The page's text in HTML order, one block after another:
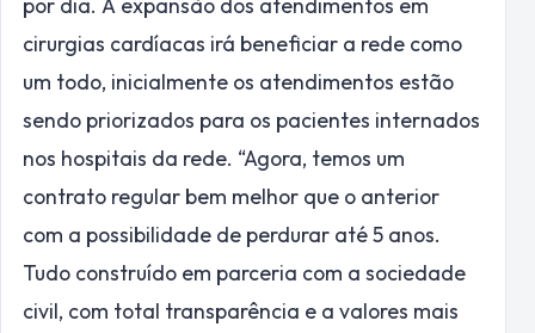
cirurgias cardíacas irá beneficiar a rede como
um todo, inicialmente os atendimentos estão
sendo priorizados para os pacientes internados
nos hospitais da rede. “Agora, temos um
contrato regular bem melhor que o anterior
com a possibilidade de perdurar até 5 anos.
Tudo construído em parceria com a sociedade
civil, com total transparência e a valores mais